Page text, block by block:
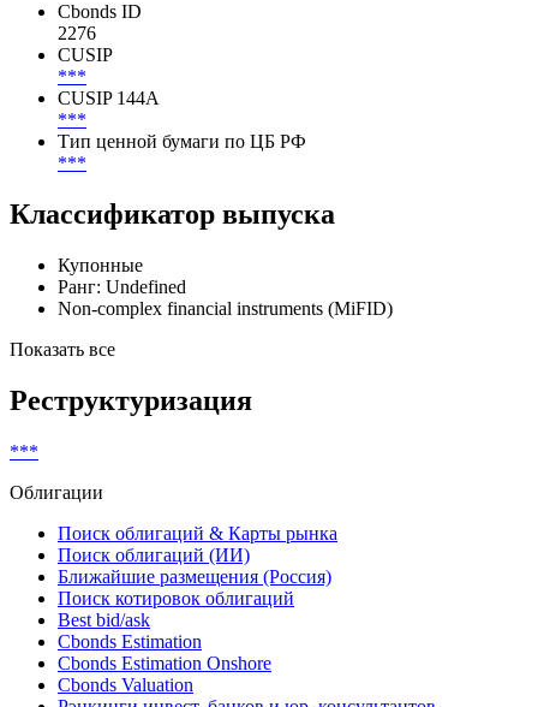
Cbonds ID
2276
CUSIP
***
CUSIP 144A
***
Тип ценной бумаги по ЦБ РФ
***
Классификатор выпуска
Купонные
Ранг: Undefined
Non-complex financial instruments (MiFID)
Показать все
Реструктуризация
***
Облигации
Поиск облигаций & Карты рынка
Поиск облигаций (ИИ)
Ближайшие размещения (Россия)
Поиск котировок облигаций
Best bid/ask
Cbonds Estimation
Cbonds Estimation Onshore
Cbonds Valuation